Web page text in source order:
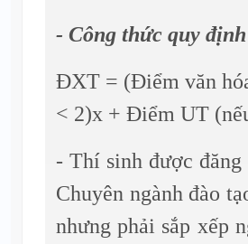
- Công thức quy
ĐXT = (Điểm văn
< 2)x + Điểm UT
- Thí sinh được
Chuyên ngành đào
nhưng phải sắp xếp